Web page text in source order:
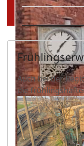
Auch bei der
die